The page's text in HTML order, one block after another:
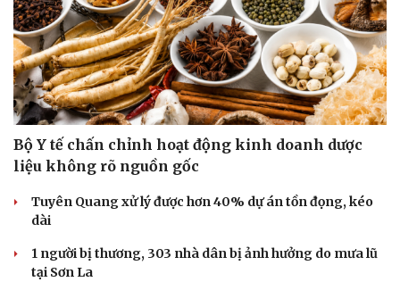
Bộ Y tế chấn chỉnh hoạt động kinh doanh dược
liệu không rõ nguồn gốc
Tuyên Quang xử lý được hơn 40% dự án tồn đọng, kéo
dài
1 người bị thương, 303 nhà dân bị ảnh hưởng do mưa lũ
tại Sơn La